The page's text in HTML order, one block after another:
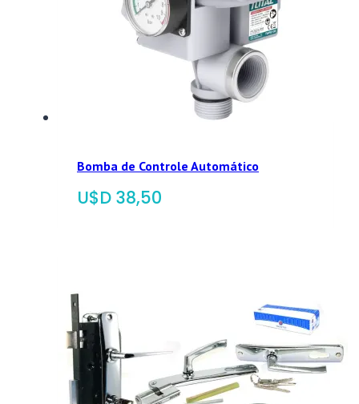
Bomba de Controle Automático
$ 38,50